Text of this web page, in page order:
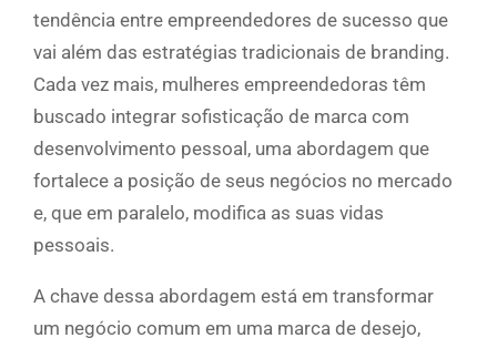
tendência entre empreendedores de sucesso que
vai além das estratégias tradicionais de branding.
Cada vez mais, mulheres empreendedoras têm
buscado integrar sofisticação de marca com
desenvolvimento pessoal, uma abordagem que
fortalece a posição de seus negócios no mercado
e, que em paralelo, modifica as suas vidas
pessoais.
A chave dessa abordagem está em transformar
um negócio comum em uma marca de desejo,